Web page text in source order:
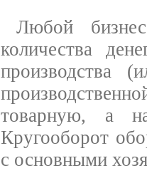
Любой
количества
производства
товарную, а
Кругооборот
с основными